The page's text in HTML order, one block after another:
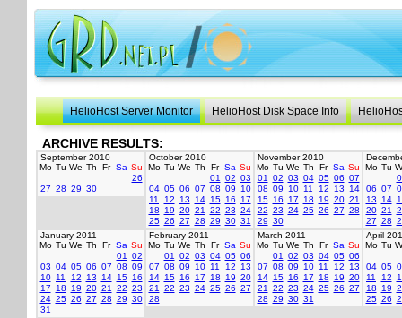
HelioHost Server Monitor HelioHost Disk Space Info
ARCHIVE RESULTS:
September 2010
Mo Tu We Th Fr Sa Su
26
27 28 29 30
October 2010
Mo Tu We Th Fr Sa Su
01
02 03
04 05 06 07 08 09
10
11
12 13 14 15 16
17
18
19 20 21 22 23 24
25 26 27 28 29 30 31
November 2010
Mo Tu We Th Fr Sa Su
01
02 03 04 05 06 07
08 09 10 11 12 13
14
15 16 17 18 19 20 21
22 23 24 25 26 27 28
29 30
Mo Tu
06 07
13
14
20 21
27 28
January 2011
Mo Tu We Th Fr Sa Su
01
02
03 04 05 06 07 08 09
10 11 12 13 14 15 16
17
18 19 20 21 22 23
24 25 26 27 28 29 30
31
February 2011
Mo Tu We Th Fr Sa Su
01
02 03 04 05 06
07 08 09 10 11 12
13
14 15 16 17 18 19 20
21
22 23 24 25 26 27
28
March 2011
Mo Tu We Th Fr Sa Su
01
02 03 04 05 06
07 08 09 10 11 12
13
14 15 16 17 18 19 20
21
22 23 24 25 26 27
28 29 30 31
April
Mo Tu
04 05
11
12
18
19
25 26